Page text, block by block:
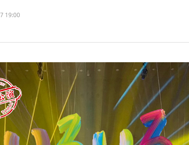
19:00